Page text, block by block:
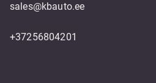
sales@kbauto.ee
+37256804201